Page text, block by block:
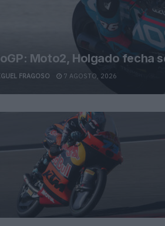
Moto2, Holgado fecha
FRAGOSO 7 AGOSTO, 2026